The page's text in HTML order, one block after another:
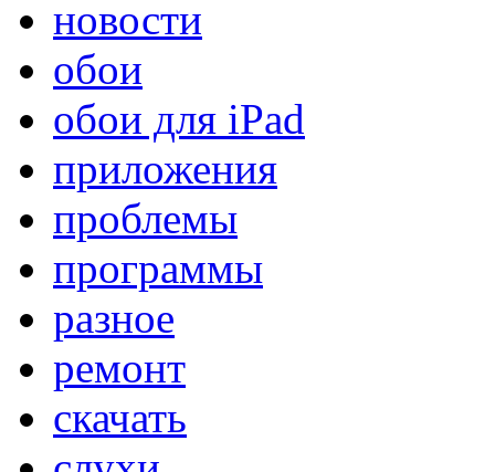
новости
обои
обои для iPad
приложения
проблемы
программы
разное
ремонт
скачать